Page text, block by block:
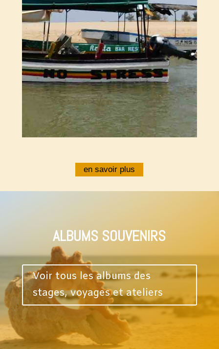
en savoir plus
ALBUMS SOUVENIRS
Voir tous les albums des
stages, voyages et ateliers